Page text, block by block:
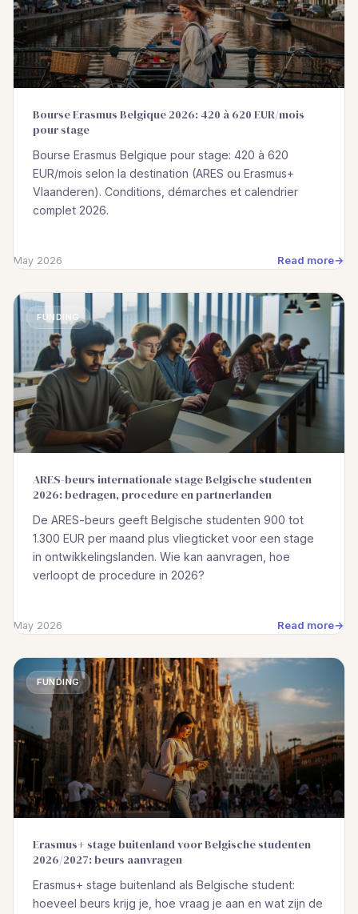
Bourse Erasmus Belgique 2026: 420 à 620 EUR/mois
pour stage
Bourse Erasmus Belgique pour stage: 420 à 620
EUR/mois selon la destination (ARES ou Erasmus+
Vlaanderen). Conditions, démarches et calendrier
complet 2026.
May 2026 Read more
FUNDING
ARES-beurs internationale stage Belgische studenten
2026: bedragen, procedure en partnerlanden
De ARES-beurs geeft Belgische studenten 900 tot
1.300 EUR per maand plus vliegticket voor een stage
in ontwikkelingslanden. Wie kan aanvragen, hoe
verloopt de procedure in 2026?
May 2026 Read more
FUNDING
Erasmus+ stage buitenland voor Belgische studenten
2026/2027: beurs aanvragen
Erasmus+ stage buitenland als Belgische student:
hoeveel beurs krijg je, hoe vraag je aan en wat zijn de